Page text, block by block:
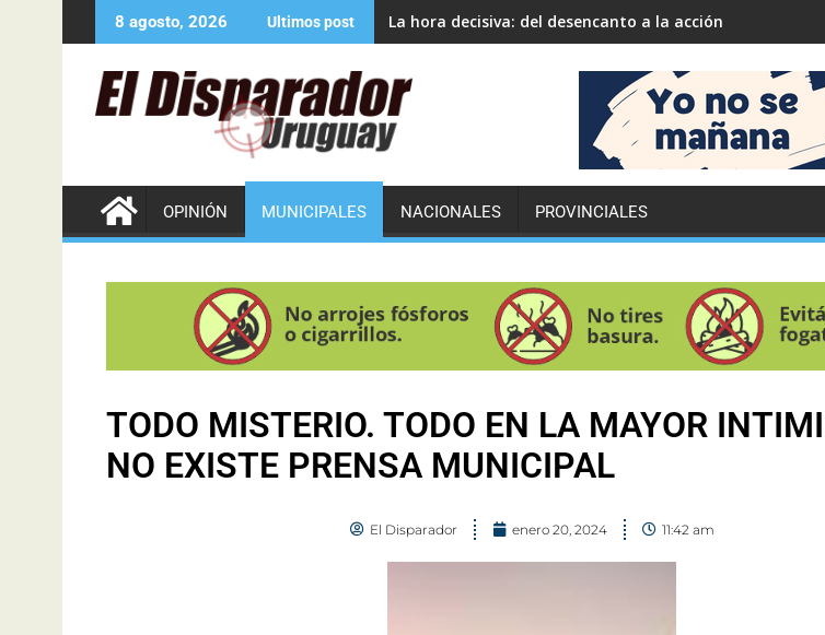
8 agosto, 2026 Ultimos post La hora decisiva: del desencanto a la acción
OPINIÓN MUNICIPALES NACIONALES PROVINCIALES
TODO MISTERIO. TODO EN LA MAYOR
NO EXISTE PRENSA MUNICIPAL
El Disparador enero 20, 2024 11:42 am